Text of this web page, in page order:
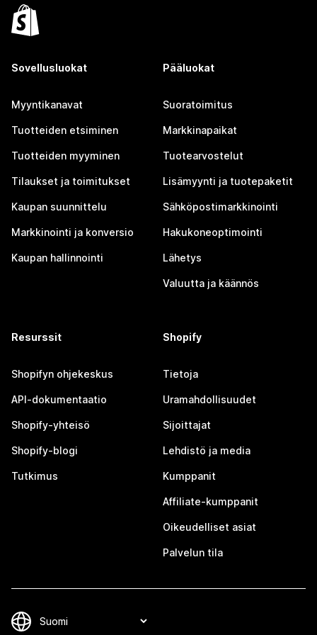
Sovellusluokat
Myyntikanavat
Tuotteiden etsiminen
Tuotteiden myyminen
Tilaukset ja toimitukset
Kaupan suunnittelu
Markkinointi ja konversio
Kaupan hallinnointi
Pääluokat
Suoratoimitus
Markkinapaikat
Tuotearvostelut
Lisämyynti ja tuotepaketit
Sähköpostimarkkinointi
Hakukoneoptimointi
Lähetys
Valuutta ja käännös
Resurssit
Shopifyn ohjekeskus
API-dokumentaatio
Shopify-yhteisö
Shopify-blogi
Tutkimus
Shopify
Tietoja
Uramahdollisuudet
Sijoittajat
Lehdistö ja media
Kumppanit
Affiliate-kumppanit
Oikeudelliset asiat
Palvelun tila